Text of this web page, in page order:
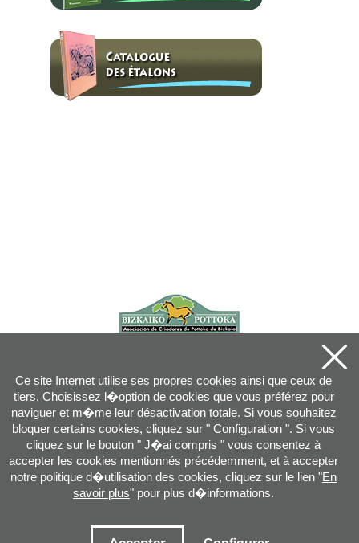
info@pottoka.info
Conditions d'Utilisation-Politique de Privacité-Politique des Cookies
Ce site Internet utilise ses propres cookies ainsi que ceux de
tiers. Choisissez l�option de cookies que vous préférez pour
naviguer et m�me leur désactivation totale. Si vous souhaitez
bloquer certains cookies, cliquez sur " Configuration ". Si vous
cliquez sur le bouton " J�ai compris " vous consentez à
accepter les cookies mentionnés précédemment, et à accepter
notre politique d�utilisation des cookies, cliquez sur le lien "En
savoir plus" pour plus d�informations.